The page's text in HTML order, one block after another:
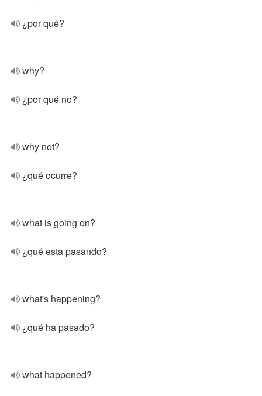
¿por qué?
why?
¿por qué no?
why not?
¿qué ocurre?
what is going on?
¿qué esta pasando?
what's happening?
¿qué ha pasado?
what happened?